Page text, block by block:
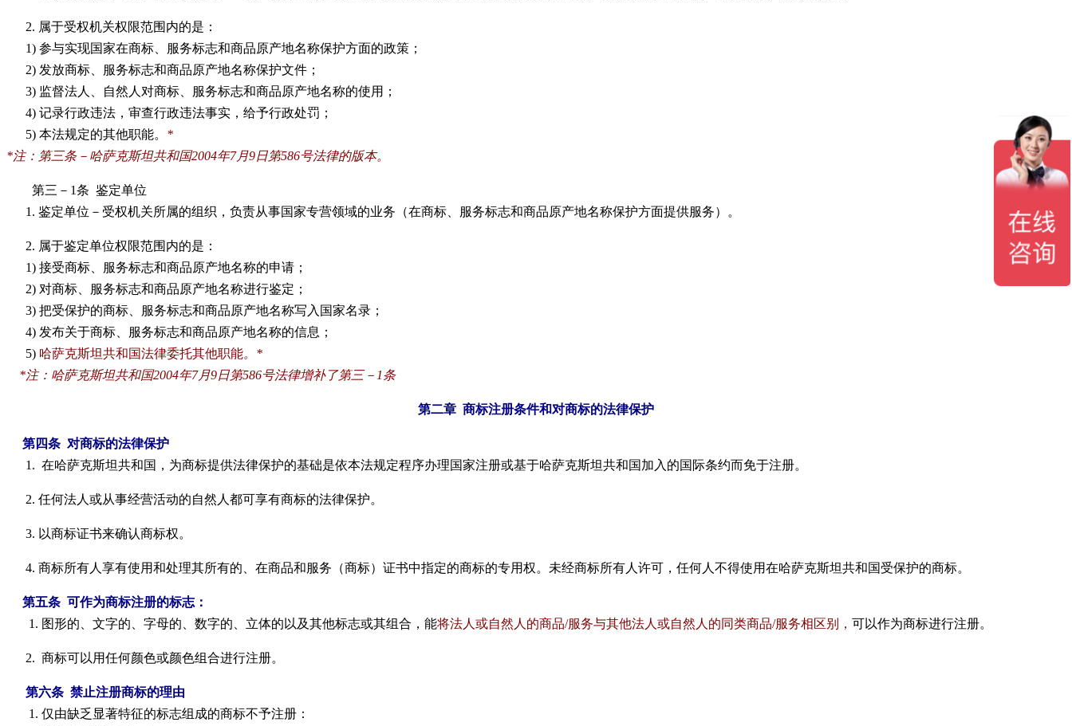
2. 属于受权机关权限范围内的是：
1) 参与实现国家在商标、服务标志和商品原产地名称保护方面的政策；
2) 发放商标、服务标志和商品原产地名称保护文件；
3) 监督法人、自然人对商标、服务标志和商品原产地名称的使用；
4) 记录行政违法，审查行政违法事实，给予行政处罚；
5) 本法规定的其他职能。 *
*注：第三条－哈萨克斯坦共和国2004年7月9日第586号法律的版本。
第三－ 1条 鉴定单位
1. 鉴定单位－受权机关所属的组织，负责从事国家专营领域的业务（在商标、服务标志和商品原产地名称保护方面提供服务）。
2. 属于鉴定单位权限范围内的是：
1) 接受商标、服务标志和商品原产地名称的申请；
2) 对商标、服务标志和商品原产地名称进行鉴定；
3) 把受保护的商标、服务标志和商品原产地名称写入国家名录；
4) 发布关于商标、服务标志和商品原产地名称的信息；
5) 哈萨克斯坦共和国法律委托其他职能。 *
*注： 哈萨克斯坦共和国2004年7月9日第586号法律增补了第三－1条
第二章 商标注册条件和对商标的法律保护
第四条 对商标的法律保护
1. 在哈萨克斯坦共和国，为商标提供法律保护的基础是依本法规定程序办理国家注册或基于哈萨克斯坦共和国加入的国际条约而免于注册。
2. 任何法人或从事经营活动的自然人都可享有商标的法律保护。
3. 以商标证书来确认商标权。
4. 商标所有人享有使用和处理其所有的、在商品和服务（商标）证书中指定的商标的专用权。未经商标所有人许可，任何人不得使用在哈萨克斯坦共和国受保护的商标。
第五条 可作为商标注册的标志：
1. 图形的、文字的、字母的、数字的、立体的以及其他标志或其组合，能将法人或自然人的商品/服务与其他法人或自然人的同类商品/服务相区别， 可以作为商标进行注册。
2. 商标可以用任何颜色或颜色组合进行注册。
第六条 禁止注册商标的理由
1. 仅由缺乏显著特征的标志组成的商标不予注册：